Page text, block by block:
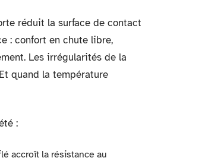
réduit la surface de contact
: confort en chute libre,
Les irrégularités de la
quand la température
:
accroît la résistance au